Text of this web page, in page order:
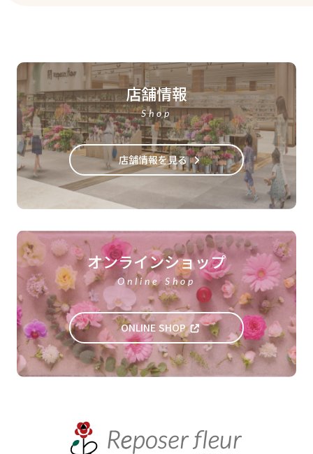
店舗情報
Shop
店舗情報を見る
オンラインショップ
Online Shop
ONLINE SHOP